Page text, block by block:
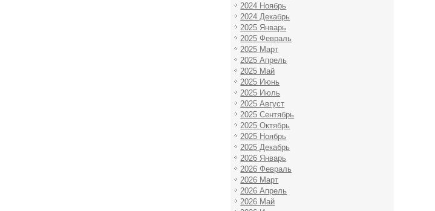
2024 Ноябрь
2024 Декабрь
2025 Январь
2025 Февраль
2025 Март
2025 Апрель
2025 Май
2025 Июнь
2025 Июль
2025 Август
2025 Сентябрь
2025 Октябрь
2025 Ноябрь
2025 Декабрь
2026 Январь
2026 Февраль
2026 Март
2026 Апрель
2026 Май